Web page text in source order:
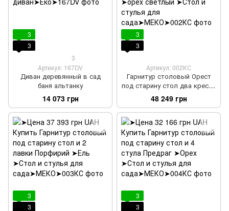
3
3
3
Артикул: 167DV
Диван деревянный в сад
баня альтанку
14 073 грн
3
3
Артикул: 002КС
Гарнитур столовый Орест
под старину стол два кресла
+ 2 лавки
48 249 грн
3
3
3
3